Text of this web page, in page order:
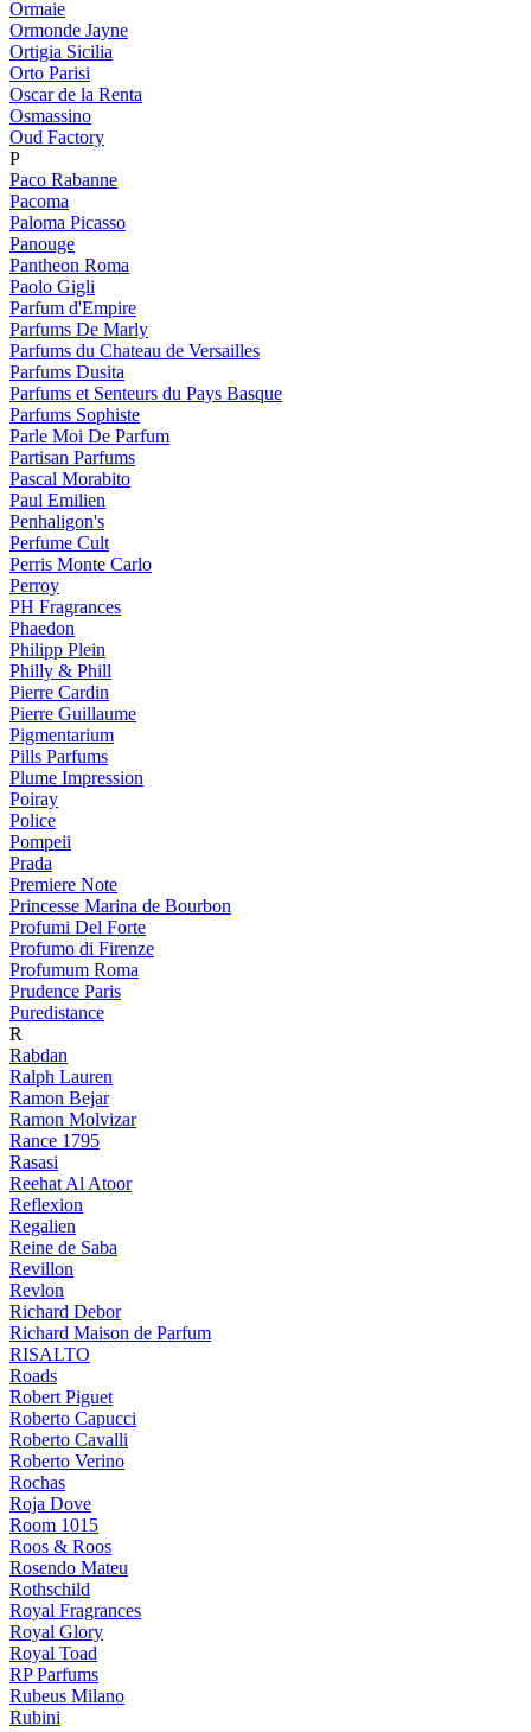
Ormaie
Ormonde Jayne
Ortigia Sicilia
Orto Parisi
Oscar de la Renta
Osmassino
Oud Factory
P
Paco Rabanne
Pacoma
Paloma Picasso
Panouge
Pantheon Roma
Paolo Gigli
Parfum d'Empire
Parfums De Marly
Parfums du Chateau de Versailles
Parfums Dusita
Parfums et Senteurs du Pays Basque
Parfums Sophiste
Parle Moi De Parfum
Partisan Parfums
Pascal Morabito
Paul Emilien
Penhaligon's
Perfume Cult
Perris Monte Carlo
Perroy
PH Fragrances
Phaedon
Philipp Plein
Philly & Phill
Pierre Cardin
Pierre Guillaume
Pigmentarium
Pills Parfums
Plume Impression
Poiray
Police
Pompeii
Prada
Premiere Note
Princesse Marina de Bourbon
Profumi Del Forte
Profumo di Firenze
Profumum Roma
Prudence Paris
Puredistance
R
Rabdan
Ralph Lauren
Ramon Bejar
Ramon Molvizar
Rance 1795
Rasasi
Reehat Al Atoor
Reflexion
Regalien
Reine de Saba
Revillon
Revlon
Richard Debor
Richard Maison de Parfum
RISALTO
Roads
Robert Piguet
Roberto Capucci
Roberto Cavalli
Roberto Verino
Rochas
Roja Dove
Room 1015
Roos & Roos
Rosendo Mateu
Rothschild
Royal Fragrances
Royal Glory
Royal Toad
RP Parfums
Rubeus Milano
Rubini